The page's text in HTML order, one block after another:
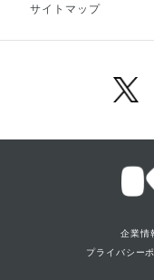
キャンセル・返品・交換
サイトマップ
企業情
プライバシー